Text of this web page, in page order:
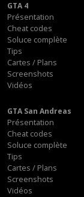
GTA 4
Présentation
Cheat codes
Soluce complète
Tips
Cartes / Plans
Screenshots
Vidéos
GTA San Andreas
Présentation
Cheat codes
Soluce complète
Tips
Cartes / Plans
Screenshots
Vidéos